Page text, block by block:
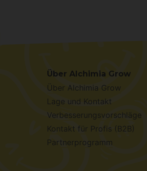
Über Alchimia Grow
Über Alchimia Grow
Lage und Kontakt
Verbesserungsvorschläge
Kontakt für Profis (B2B)
Partnerprogramm